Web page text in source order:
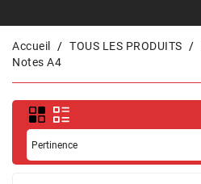
Accueil TOUS LES PRODUITS
Notes A4
Pertinence